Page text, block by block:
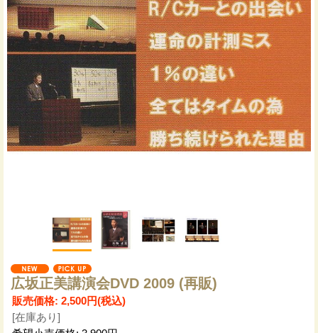
広坂正美講演会DVD 2009 (再販)
販売価格: 2,500円(税込)
[在庫あり]